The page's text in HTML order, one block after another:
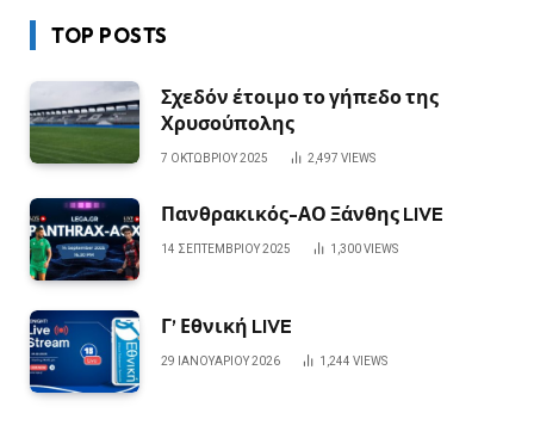
TOP POSTS
Σχεδόν έτοιμο το γήπεδο της
Χρυσούπολης
7 ΟΚΤΩΒΡΊΟΥ 2025 2,497 VIEWS
Πανθρακικός-ΑΟ Ξάνθης LIVE
14 ΣΕΠΤΕΜΒΡΊΟΥ 2025 1,300VIEWS
Γ’ Εθνική LIVE
29 ΙΑΝΟΥΑΡΊΟΥ 2026 1,244 VIEWS